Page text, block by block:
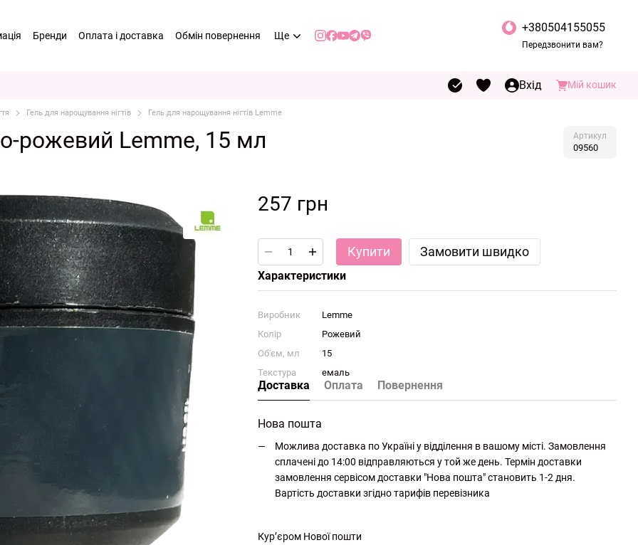
Бренди Оплата і доставка Обмін повернення Ще
+380504155055
Передзвонити вам?
Вхід Мій кошик
Гель для нарощування нігтів Гель для нарощування нігтів Lemme
рожевий Lemme, 15 мл Артикул
09560
257 грн
Купити Замовити швидко
Характеристики
Виробник
Lemme
Колір
Рожевий
Об'єм, мл
15
Текстура
емаль
Доставка Оплата Повернення
Нова пошта
Можлива доставка по Україні у відділення в вашому місті. Замовлення
сплачені до 14:00 відправляються у той же день. Термін доставки
замовлення сервісом доставки "Нова пошта" становить 1-2 дня.
Вартість доставки згідно тарифів перевізника
Кур’єром Нової пошти